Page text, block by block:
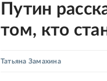
Путин
том, кто
Татьяна Замахина